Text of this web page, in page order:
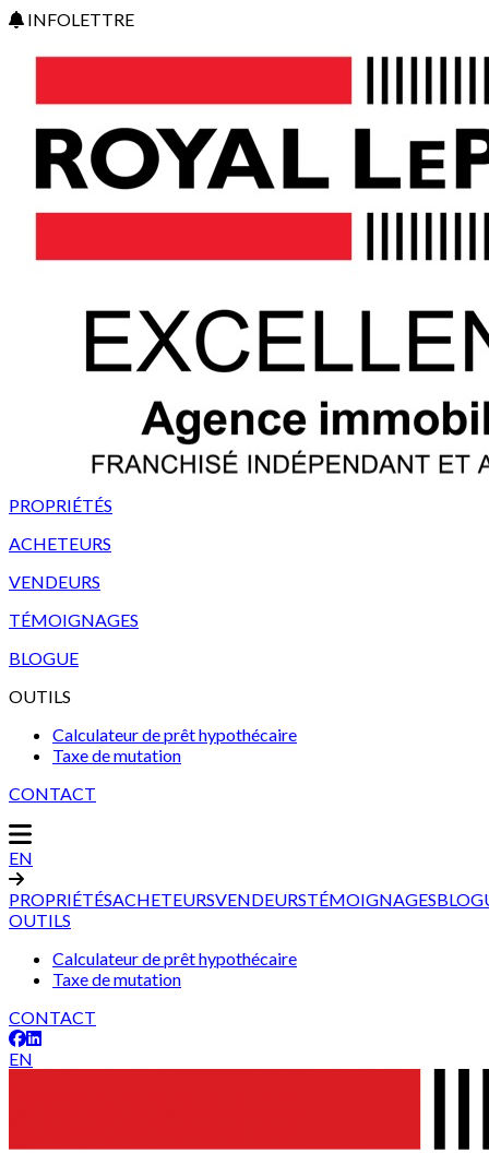
INFOLETTRE
PROPRIÉTÉS
ACHETEURS
VENDEURS
TÉMOIGNAGES
BLOGUE
OUTILS
Calculateur de prêt hypothécaire
Taxe de mutation
CONTACT
EN
PROPRIÉTÉSACHETEURSVENDEURSTÉMOIGNAGES
OUTILS
Calculateur de prêt hypothécaire
Taxe de mutation
CONTACT
EN